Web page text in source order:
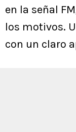
en la señal
los motivos.
con un claro